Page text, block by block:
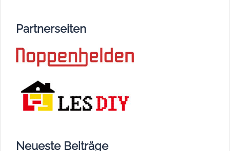
Partnerseiten
Neueste Beiträge